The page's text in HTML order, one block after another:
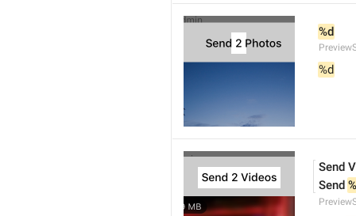
%d
%d
Send
Send